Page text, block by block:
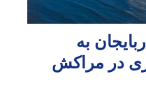
به
در مراکش​